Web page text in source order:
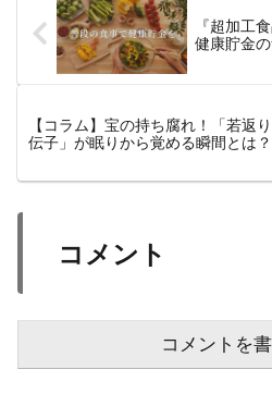
『超加工
健康貯金
【コラム】宝の持ち腐れ！「若返
伝子」が眠りから覚める瞬間とは？
コメント
コメントを